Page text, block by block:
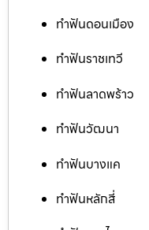
ทำฟันดอนเมือง
ทำฟันราชเทวี
ทำฟันลาดพร้าว
ทำฟันวัฒนา
ทำฟันบางแค
ทำฟันหลักสี่